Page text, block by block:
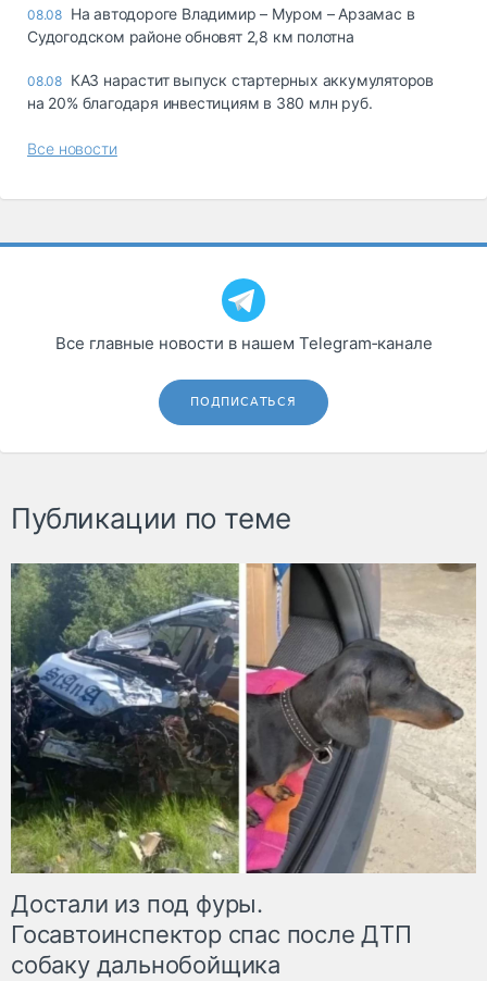
08.08 На автодороге Владимир – Муром – Арзамас в
Судогодском районе обновят 2,8 км полотна
08.08 КАЗ нарастит выпуск стартерных аккумуляторов
на 20% благодаря инвестициям в 380 млн руб.
Все новости
Все главные новости в нашем Telegram‑канале
ПОДПИСАТЬСЯ
Публикации по теме
Достали из под фуры.
Госавтоинспектор спас после ДТП
собаку дальнобойщика